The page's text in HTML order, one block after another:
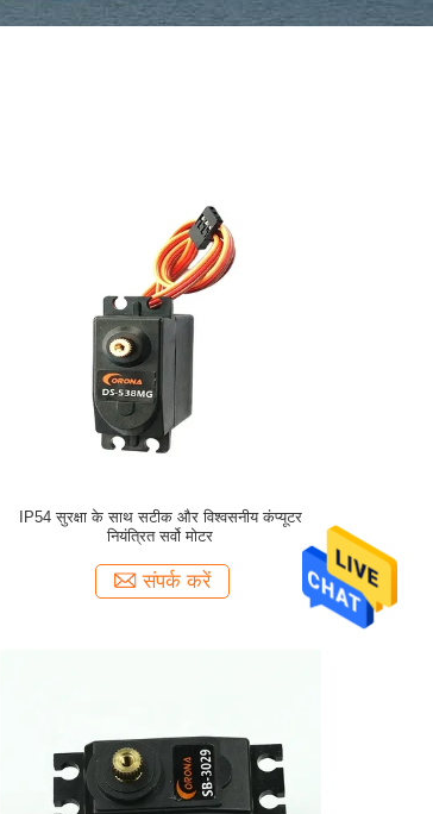
IP54 सुरक्षा के साथ सटीक और विश्वसनीय कंप्यूटर
नियंत्रित सर्वो मोटर
संपर्क करें